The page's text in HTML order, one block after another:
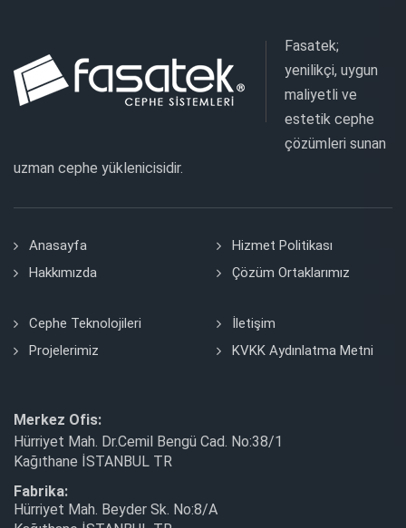
Fasatek;
yenilikçi, uygun
maliyetli ve
estetik cephe
çözümleri sunan
uzman cephe yüklenicisidir.
Anasayfa
Hakkımızda
Hizmet Politikası
Çözüm Ortaklarımız
Cephe Teknolojileri
Projelerimiz
İletişim
KVKK Aydınlatma Metni
Merkez Ofis:
Hürriyet Mah. Dr.Cemil Bengü Cad. No:38/1
Kağıthane İSTANBUL TR
Fabrika:
Hürriyet Mah. Beyder Sk. No:8/A